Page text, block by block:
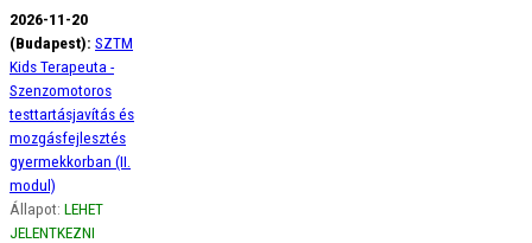
2026-11-20
(Budapest): SZTM
Kids Terapeuta -
Szenzomotoros
testtartásjavítás és
mozgásfejlesztés
gyermekkorban (II.
modul)
Állapot: LEHET
JELENTKEZNI